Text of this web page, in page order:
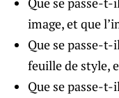
image, et que
Que se passe-
feuille de style,
Que se passe-